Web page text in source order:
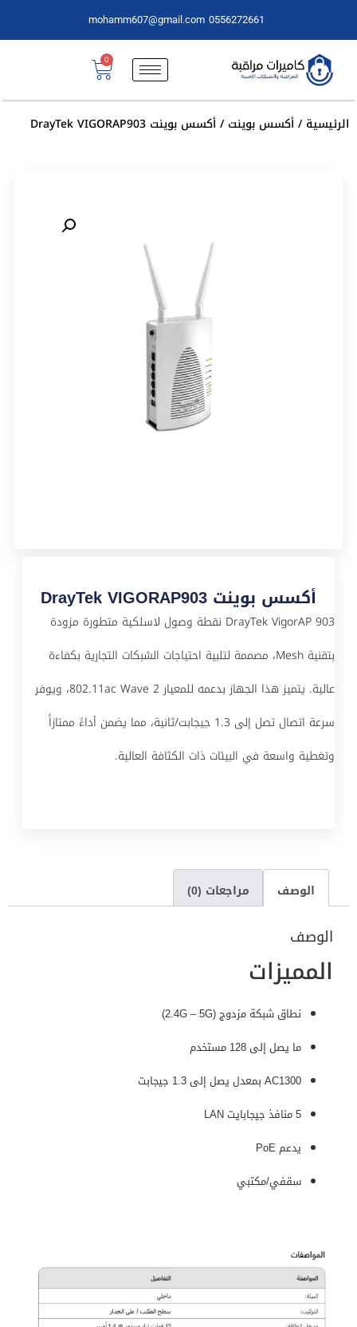
0556272661
mohamm607@gmail.com
0
الرئيسية/أكسس بوينت/ أكسس بوينت DrayTek VIGORAP903
أكسس بوينت DrayTek VIGORAP903
DrayTek VigorAP 903 نقطة وصول لاسلكية متطورة مزودة
بتقنية Mesh، مصممة لتلبية احتياجات الشبكات التجارية بكفاءة
عالية. يتميز هذا الجهاز بدعمه للمعيار 802.11ac Wave 2، ويوفر
سرعة اتصال تصل إلى 1.3 جيجابت/ثانية، مما يضمن أداءً ممتازاً
وتغطية واسعة في البيئات ذات الكثافة العالية.
الوصف مراجعات (0)
الوصف
المميزات
نطاق شبكة مزدوج (2.4G – 5G)
ما يصل إلى 128 مستخدم
AC1300 بمعدل يصل إلى 1.3 جيجابت
5 منافذ جيجابايت LAN
يدعم PoE
سقفي/مكتبي